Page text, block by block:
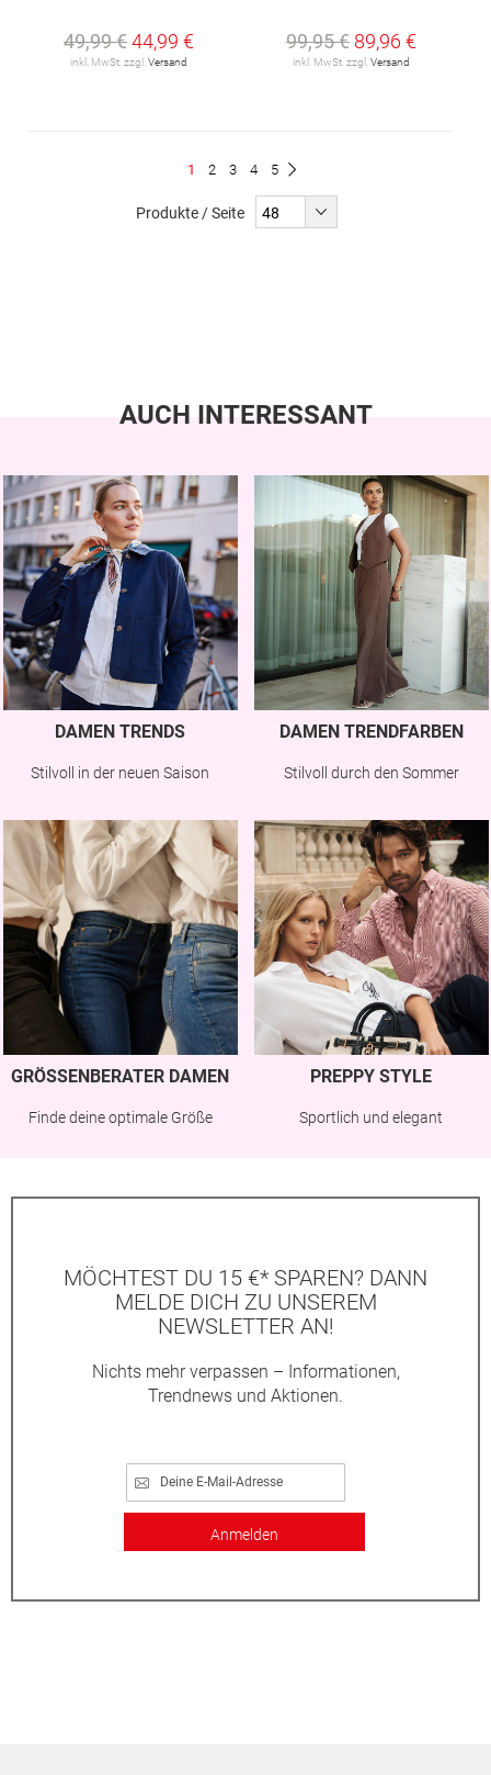
49,99 €44,99 €
inkl. MwSt. zzgl. Versand
99,95 € 89,96 €
inkl. MwSt. zzgl. Versand
Du
1 Seite
2 Seite
3 Seite
4 Seite
5
Produkte / Seite
AUCH INTERESSANT
DAMEN TRENDS
Stilvoll in der neuen Saison
DAMEN TRENDFARBEN
Stilvoll durch den Sommer
GRÖSSENBERATER DAMEN
Finde deine optimale Größe
PREPPY STYLE
Sportlich und elegant
MÖCHTEST DU 15 €* SPAREN? DANN
MELDE DICH ZU UNSEREM
NEWSLETTER AN!
Nichts mehr verpassen – Informationen,
Trendnews und Aktionen.
Anmelden